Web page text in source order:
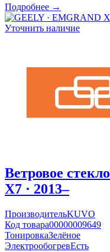
Подробнее →
Уточнить наличие
Ветровое стекло
X7 · 2013–
ПроизводительKUVO
Код товара00000009649
ТонировкаЗелёное
ЭлектрообогревЕсть